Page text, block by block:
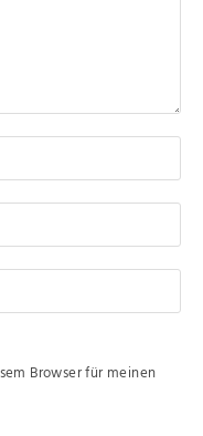
Browser für meinen